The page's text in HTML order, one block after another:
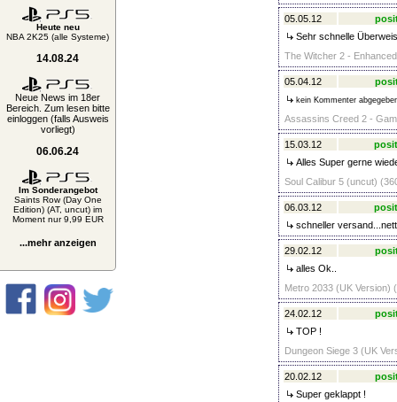
Heute neu
NBA 2K25 (alle Systeme)
14.08.24
Neue News im 18er
Bereich. Zum lesen bitte
einloggen (falls Ausweis
vorliegt)
06.06.24
Im Sonderangebot
Saints Row (Day One
Edition) (AT, uncut) im
Moment nur 9,99 EUR
...mehr anzeigen
05.05.12
Sehr schnelle
The Witcher 2 -
05.04.12
kein Kommenter
Assassins Creed 2 -
15.03.12
Alles Super gerne
Soul Calibur 5 (uncut)
06.03.12
schneller
29.02.12
alles Ok..
Metro 2033 (UK Version)
24.02.12
TOP !
Dungeon Siege 3 (UK
20.02.12
Super geklappt !